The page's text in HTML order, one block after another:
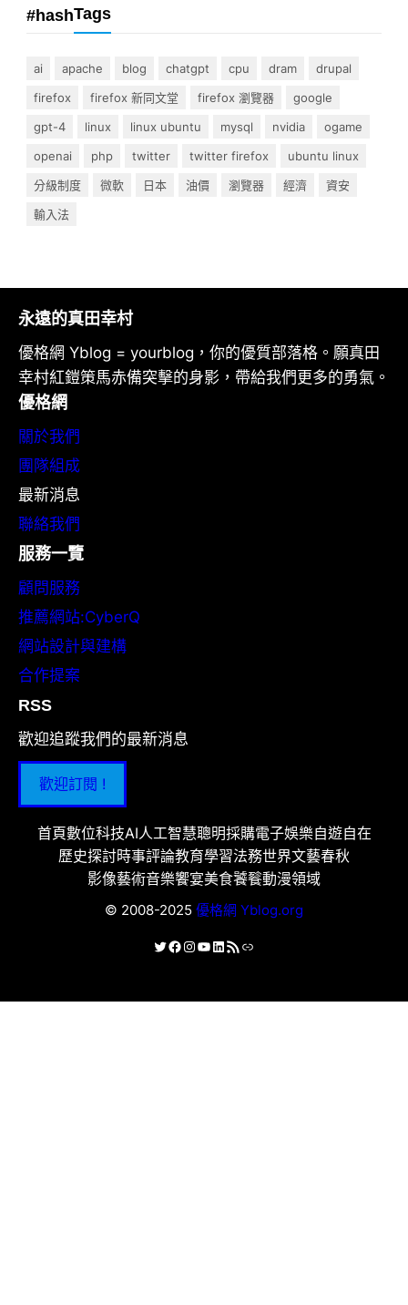
#hashTags
ai apache blog chatgpt cpu dram
drupal
firefox
firefox 新同文堂 firefox 瀏覽器
google
gpt-4
linux linux ubuntu mysql nvidia
ogame
openai
php twitter twitter firefox
ubuntu linux
分級制度
微軟 日本 油價 瀏覽器 經濟
資安
輸入法
永遠的真田幸村
優格網 Yblog = yourblog，你的優質部落格。願真田
幸村紅鎧策馬赤備突擊的身影，帶給我們更多的勇氣。
優格網
關於我們
團隊組成
最新消息
聯絡我們
服務一覽
顧問服務
推薦網站:CyberQ
網站設計與建構
合作提案
RSS
歡迎追蹤我們的最新消息
歡迎訂閱 !
首頁數位科技AI人工智慧聰明採購電子娛樂自遊自在
歷史探討時事評論教育學習法務世界文藝春秋
影像藝術音樂饗宴美食饕餮動漫領域
© 2008-2025 優格網 Yblog.org
X Facebook
Instagram
YouTube
LinkedIn
RSS 資訊提供連結